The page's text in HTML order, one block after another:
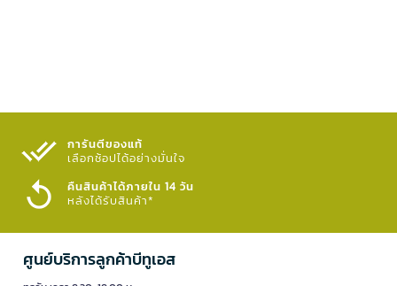
การันตีของแท้
เลือกช้อปได้อย่างมั่นใจ​
คืนสินค้าได้ภายใน 14 วัน
หลังได้รับสินค้า*
ศูนย์บริการลูกค้าบีทูเอส